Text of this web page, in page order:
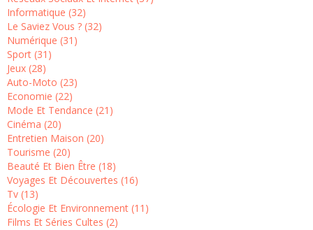
Informatique (32)
Le Saviez Vous ? (32)
Numérique (31)
Sport (31)
Jeux (28)
Auto-Moto (23)
Economie (22)
Mode Et Tendance (21)
Cinéma (20)
Entretien Maison (20)
Tourisme (20)
Beauté Et Bien Être (18)
Voyages Et Découvertes (16)
Tv (13)
Écologie Et Environnement (11)
Films Et Séries Cultes (2)